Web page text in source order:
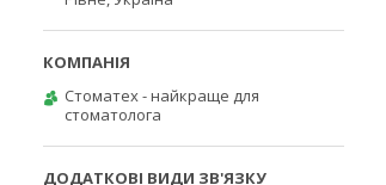
Стоматех - найкраще для
стоматолога